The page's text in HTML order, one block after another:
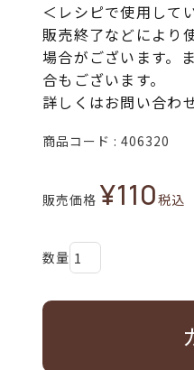
＜レシピで使用して
販売終了などにより
場合がございます。
合もございます。
詳しくはお問い合わ
商品コード 406320
販売価格 ¥110税込